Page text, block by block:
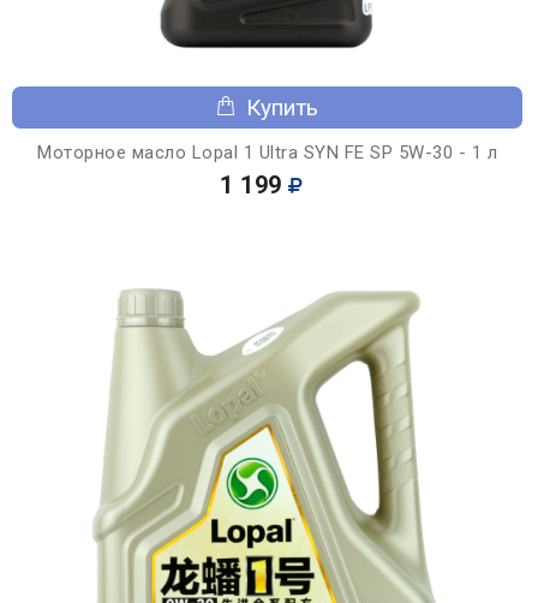
Купить
Моторное масло Lopal 1 Ultra SYN FE SP 5W-30 - 1 л
1 199